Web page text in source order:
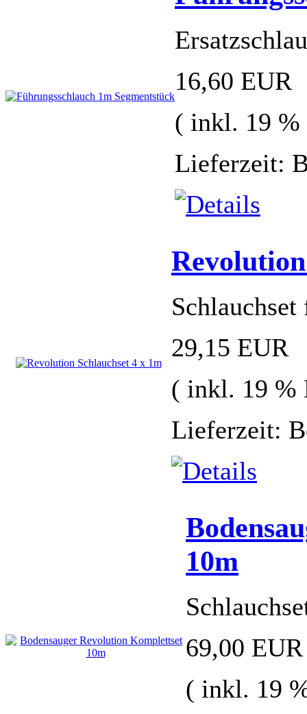
16,60 EUR
( inkl. 19
Lieferzeit:
29,15 EUR
( inkl. 19
Lieferzeit:
10m
69,00 EUR
( inkl. 19